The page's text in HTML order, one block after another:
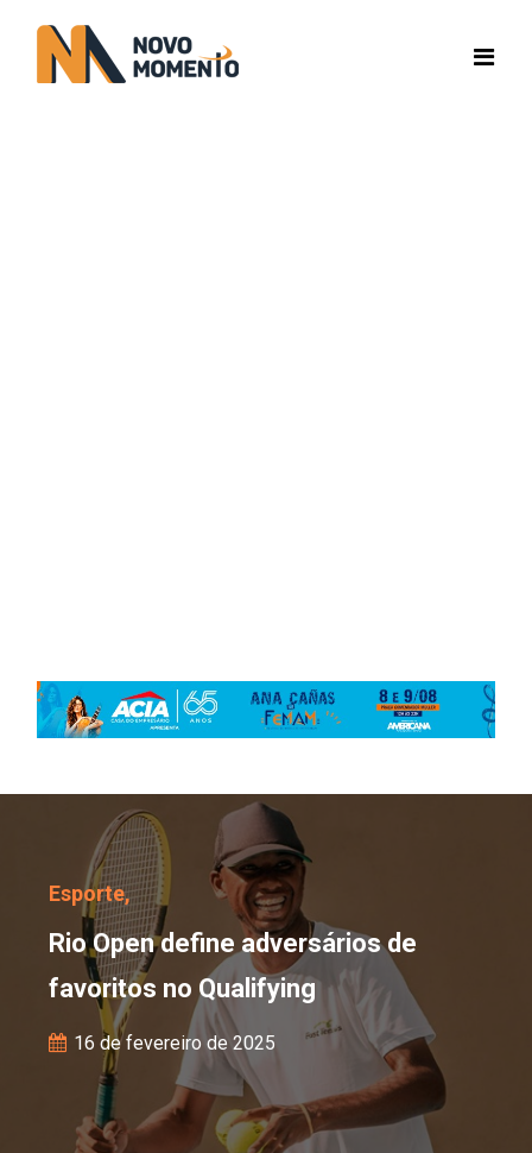
Rio Open define
Esporte,
Rio Open define adversários de
favoritos no Qualifying
16 de fevereiro de 2025